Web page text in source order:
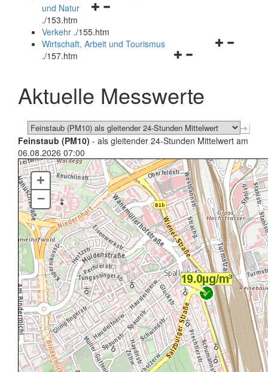
Navigationsmenü
und
schließen
und Natur
./153.htm
Verkehr ./155.htm
Navigationsmenü
schließen
Wirtschaft, Arbeit und Tourismus
./157.htm
Aktuelle Messwerte
Feinstaub (PM10) - als gleitender 24-Stunden Mittelwert am
06.08.2026 07:00
+
–